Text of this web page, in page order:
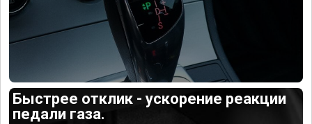
Быстрее отклик - ускорение реакции
педали газа.